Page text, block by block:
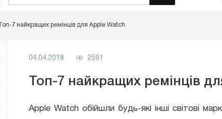
Топ-7 найкращих ремінців для Apple Watch
04.04.2018 2591
Топ-7 найкращих ремінців
Apple Watch обійшли будь-які інші світові